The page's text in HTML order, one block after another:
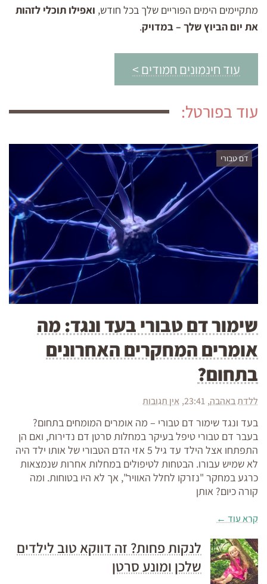
מתקיימים הימים הפוריים שלך בכל חודש, ואפילו תוכלי לזהות
את יום הביוץ שלך – במדויק.
עוד חינמונים חמודים >
עוד בפורטל:
דם טבורי
שימור דם טבורי בעד ונגד: מה
אומרים המחקרים האחרונים
בתחום?
ללדת באהבה 23:41 אין תגובות
בעד ונגד שימור דם טבורי – מה אומרים המומחים בתחום?
בעבר דם טבורי טיפל בעיקר במחלות סרטן דם נדירות, ואם הן
התפתחו אצל הילד עד גיל 5 אזי הדם הטבורי של אותו ילד היה
לא שמיש עבורו. הבטחות לטיפולים במחלות אחרות שנמצאות
כרגע במחקר "נזרקו לחלל האוויר", אך לא היו בטוחות. ומה
קורה כיום? אותן
קרא עוד ←
לנקות פחות? זה דווקא טוב לילדים
שלכן ומונע סרטן